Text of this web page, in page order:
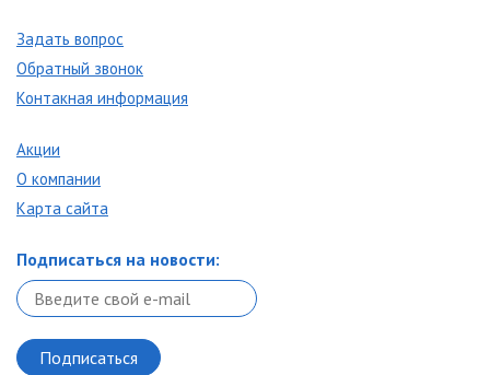
Задать вопрос
Обратный звонок
Контакная информация
Акции
О компании
Карта сайта
Подписаться на новости: